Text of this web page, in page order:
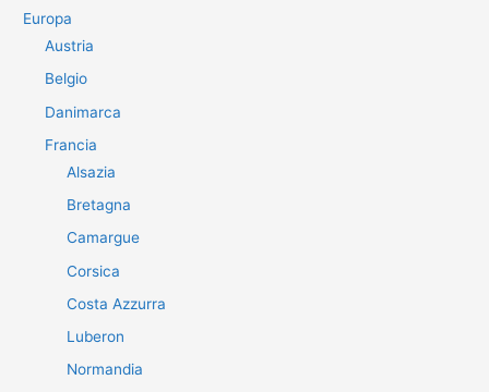
Europa
Austria
Belgio
Danimarca
Francia
Alsazia
Bretagna
Camargue
Corsica
Costa Azzurra
Luberon
Normandia